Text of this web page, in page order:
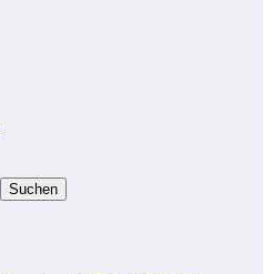
Suchen